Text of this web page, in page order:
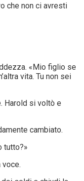
che non ci avresti
«Mio figlio se
vita. Tu non sei
Harold si voltò e
cambiato.
tutto?»